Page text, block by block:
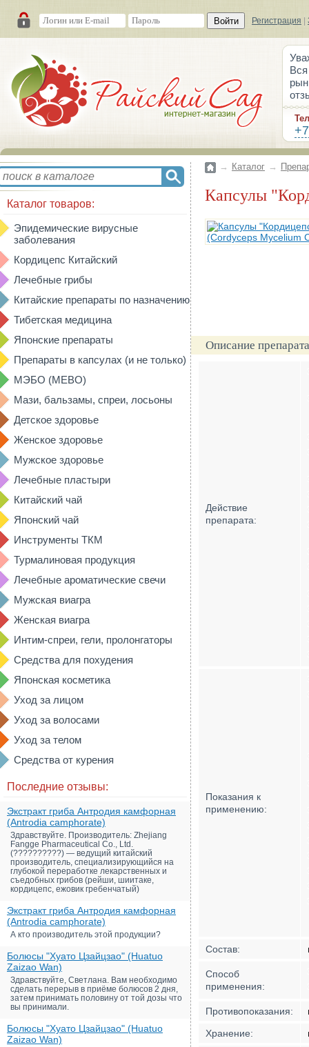
Войти Регистрация
Каталог товаров:
Эпидемические вирусные
заболевания
Кордицепс Китайский
Лечебные грибы
Китайские препараты по назначению
Тибетская медицина
Японские препараты
Препараты в капсулах (и не только)
МЭБО (MEBO)
Мази, бальзамы, спреи, лосьоны
Детское здоровье
Женское здоровье
Мужское здоровье
Лечебные пластыри
Китайский чай
Японский чай
Инструменты ТКМ
Турмалиновая продукция
Лечебные ароматические свечи
Мужская виагра
Женская виагра
Интим-спреи, гели, пролонгаторы
Средства для похудения
Японская косметика
Уход за лицом
Уход за волосами
Уход за телом
Средства от курения
Последние отзывы:
Экстракт гриба Антродия камфорная
(Antrodia camphorate)
Здравствуйте. Производитель: Zhejiang
Fangge Pharmaceutical Co., Ltd.
(??????????) — ведущий китайский
производитель, специализирующийся на
глубокой переработке лекарственных и
съедобных грибов (рейши, шиитаке,
кордицепс, ежовик гребенчатый)
Экстракт гриба Антродия камфорная
(Antrodia camphorate)
А кто производитель этой продукции?
Болюсы "Хуато Цзайцзао" (Huatuo
Zaizao Wan)
Здравствуйте, Светлана. Вам необходимо
сделать перерыв в приёме болюсов 2 дня,
затем принимать половину от той дозы что
вы принимали.
Болюсы "Хуато Цзайцзао" (Huatuo
Zaizao Wan)
→ Каталог →
Капсулы
Описание
Действие
препарата:
Показания к
применению:
Состав:
Способ
применения:
Противопоказания:
Хранение: